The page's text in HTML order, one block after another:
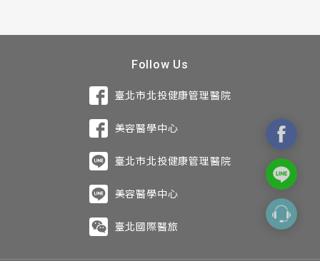
Follow Us
臺北市北投健康管理醫院
美容醫學中心
臺北市北投健康管理醫院
美容醫學中心
臺北國際醫旅